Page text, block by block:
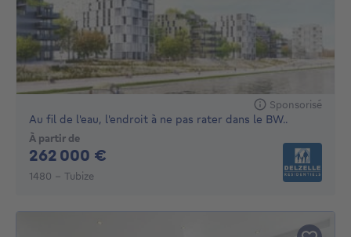
Sponsorisé
Au fil de l'eau, l'endroit à ne pas rater dans le BW..
À partir de
262 000 €
1480 - Tubize